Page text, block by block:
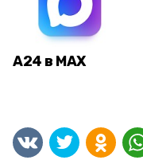
А24 в MAX